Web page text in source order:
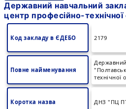
Державний навчальний
центр професійно-технічної
Код закладу в ЄДЕБО 2179
Повне найменування
технічної
Коротка назва ДНЗ "ПЦ